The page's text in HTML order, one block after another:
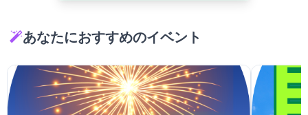
あなたにおすすめのイベント